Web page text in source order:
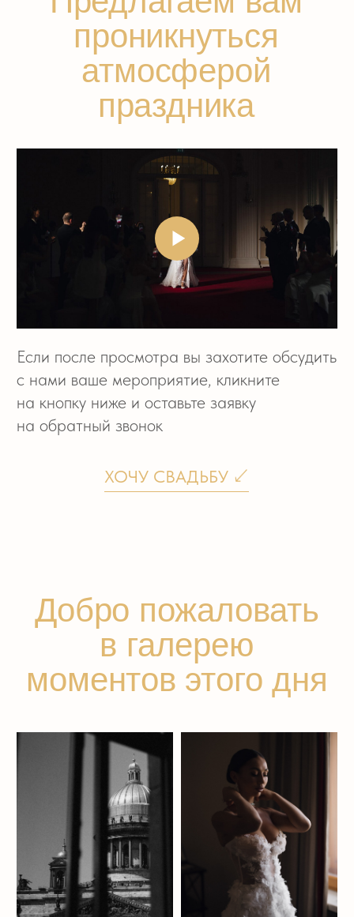
Оставьте заявку
на обратный звонок
И получите в подарок
к вашему празднику»
согласие на обработку
персональных данныхи соглашаюсь
политикой конфиденциальности
ОТПРАВИТЬ ЗАЯВКУ